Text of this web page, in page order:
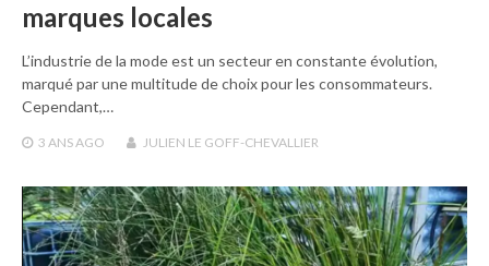
marques locales
L’industrie de la mode est un secteur en constante évolution,
marqué par une multitude de choix pour les consommateurs.
Cependant,…
3 ANSAGO JULIEN LE GOFF-CHEVALLIER